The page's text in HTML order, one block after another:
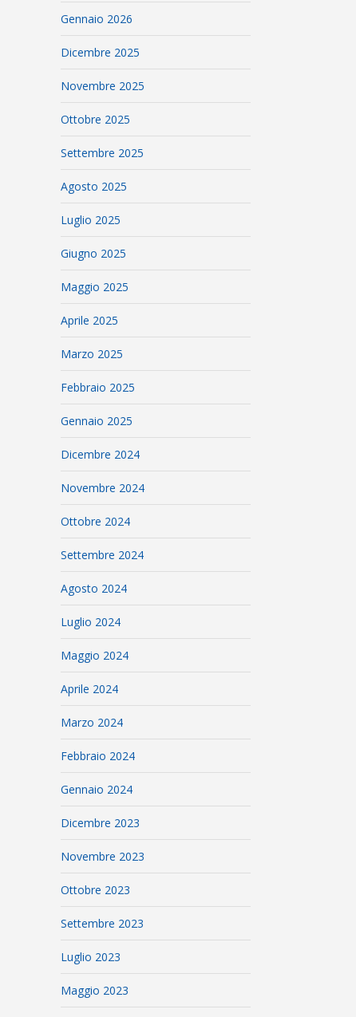
Gennaio 2026
Dicembre 2025
Novembre 2025
Ottobre 2025
Settembre 2025
Agosto 2025
Luglio 2025
Giugno 2025
Maggio 2025
Aprile 2025
Marzo 2025
Febbraio 2025
Gennaio 2025
Dicembre 2024
Novembre 2024
Ottobre 2024
Settembre 2024
Agosto 2024
Luglio 2024
Maggio 2024
Aprile 2024
Marzo 2024
Febbraio 2024
Gennaio 2024
Dicembre 2023
Novembre 2023
Ottobre 2023
Settembre 2023
Luglio 2023
Maggio 2023